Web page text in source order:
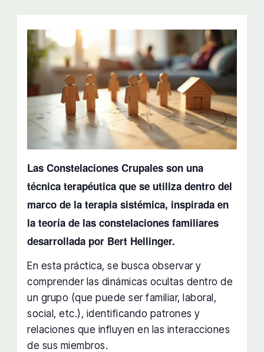
Las Constelaciones Crupales son una
técnica terapéutica que se utiliza dentro del
marco de la terapia sistémica, inspirada en
la teoría de las constelaciones familiares
desarrollada por Bert Hellinger.
En esta práctica, se busca observar y
comprender las dinámicas ocultas dentro de
un grupo (que puede ser familiar, laboral,
social, etc.), identificando patrones y
relaciones que influyen en las interacciones
de sus miembros.